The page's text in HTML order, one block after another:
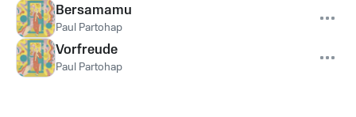
Bersamamu
Paul Partohap
Vorfreude
Paul Partohap